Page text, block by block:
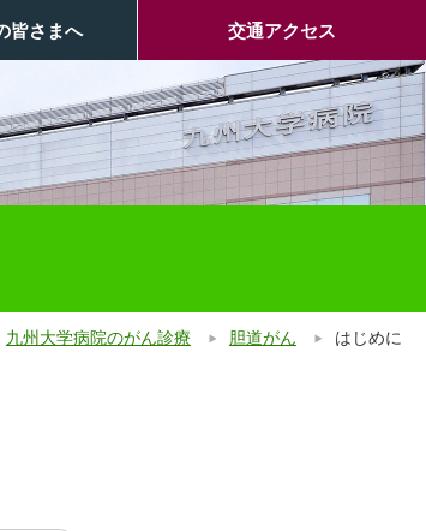
皆さまへ 交通アクセス
九州大学病院のがん診療 胆道がん はじめに